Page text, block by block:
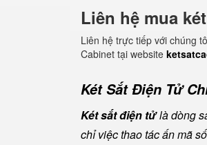
Liên hệ mua
Liên hệ trực tiếp với chúng
Cabinet tại website
Két Sắt Điện Tử
Két sắt điện tửlà dòng
chỉ việc thao tác ấn mã